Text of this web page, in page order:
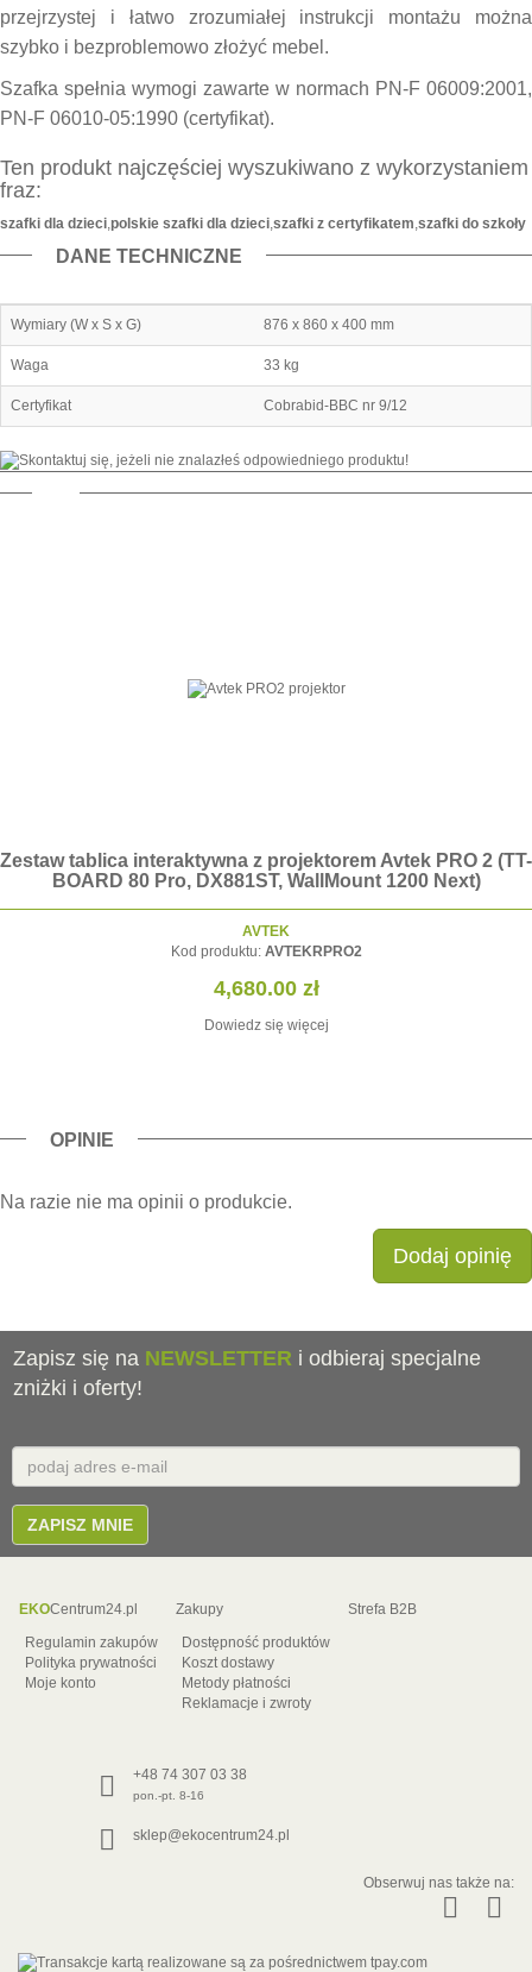
przejrzystej i łatwo zrozumiałej instrukcji montażu można
szybko i bezproblemowo złożyć mebel.
Szafka spełnia wymogi zawarte w normach PN-F 06009:2001,
PN-F 06010-05:1990 (certyfikat).
Ten produkt najczęściej wyszukiwano z wykorzystaniem
fraz:
szafki dla dzieci,polskie szafki dla dzieci,szafki z certyfikatem,szafki do szkoły
DANE TECHNICZNE
Wymiary (W x S x G) 876 x 860 x 400 mm
Waga 33 kg
Certyfikat Cobrabid-BBC nr 9/12
Zestaw tablica interaktywna z projektorem Avtek PRO 2 (TT-
BOARD 80 Pro, DX881ST, WallMount 1200 Next)
AVTEK
Kod produktu: AVTEKRPRO2
4,680.00 zł
Dowiedz się więcej
OPINIE
Na razie nie ma opinii o produkcie.
Dodaj opinię
Zapisz się na NEWSLETTER i odbieraj specjalne
zniżki i oferty!
Email
E-
mail
ZAPISZ MNIE
EKOCentrum24.pl
Regulamin zakupów
Polityka prywatności
Moje konto
Zakupy
Dostępność produktów
Koszt dostawy
Metody płatności
Reklamacje i zwroty
Strefa B2B
+48 74 307 03 38
pon.-pt. 8-16
sklep@ekocentrum24.pl
Obserwuj nas także na: